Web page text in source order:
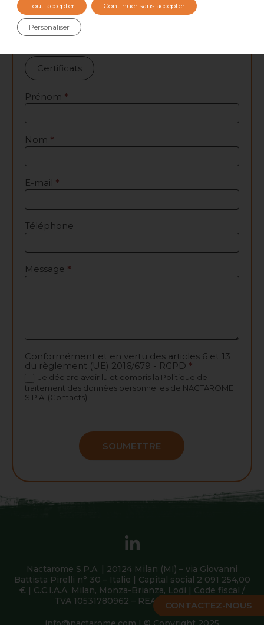
CONTACTEZ-NOUS
Contactez-
nous
Je souhaite recevoir*
Information
Certificats
Prénom *
Nom *
E-mail *
Téléphone
Message *
Conformément et en vertu des articles 6 et 13
du règlement (UE) 2016/679 - RGPD *
Je déclare avoir lu et compris la Politique de
traitement des données personnelles de NACTAROME
S.P.A. (Contacts)
SOUMETTRE
Nactarome S.P.A. | 20124 Milan (MI) – via Giovanni
Battista Pirelli n° 30 – Italie | Capital social 2 091 254,00
€ | C.C.I.A.A. Milan, Monza-Brianza, Lodi | Code fiscal /
TVA 10531780962 – REA MI-2538639
Tout accepter Continuer sans accepter
Personaliser